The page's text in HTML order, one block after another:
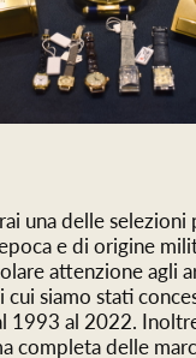
una delle selezioni
e di origine
attenzione agli
cui siamo stati
1993 al 2022.
completa delle